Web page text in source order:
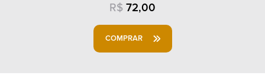
R$ 72,00
COMPRAR